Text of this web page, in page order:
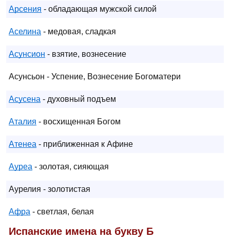
Арсения - обладающая мужской силой
Аселина - медовая, сладкая
Асунсион - взятие, вознесение
Асунсьон - Успение, Вознесение Богоматери
Асусена - духовный подъем
Аталия - восхищенная Богом
Атенеа - приближенная к Афине
Ауреа - золотая, сияющая
Аурелия - золотистая
Афра - светлая, белая
Испанские имена на букву Б